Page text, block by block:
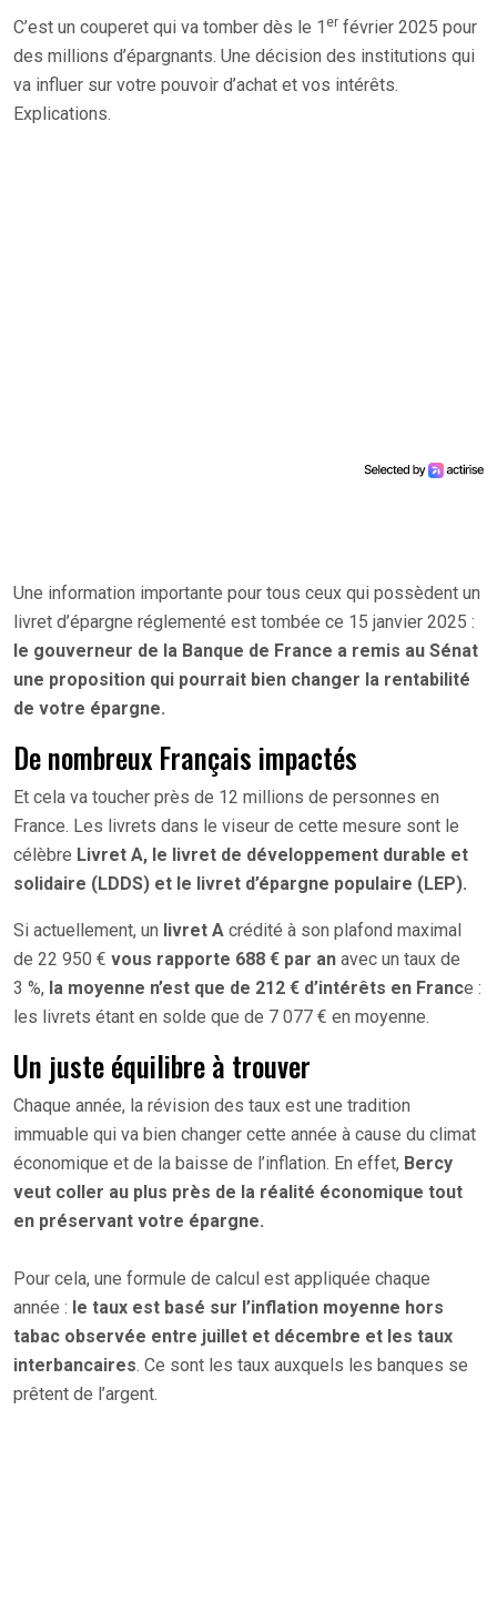
C’est un couperet qui va tomber dès le 1 er février 2025 pour
des millions d’épargnants. Une décision des institutions qui
va influer sur votre pouvoir d’achat et vos intérêts.
Explications.
Une information importante pour tous ceux qui possèdent un
livret d’épargne réglementé est tombée ce 15 janvier 2025 :
le gouverneur de la Banque de France a remis au Sénat
une proposition qui pourrait bien changer la rentabilité
de votre épargne.
De nombreux Français impactés
Et cela va toucher près de 12 millions de personnes en
France. Les livrets dans le viseur de cette mesure sont le
célèbre Livret A, le livret de développement durable et
solidaire (LDDS) et le livret d’épargne populaire (LEP).
Si actuellement, un livret A crédité à son plafond maximal
de 22 950 € vous rapporte 688 € par an avec un taux de
3 %, la moyenne n’est que de 212 € d’intérêts en France :
les livrets étant en solde que de 7 077 € en moyenne.
Un juste équilibre à trouver
Chaque année, la révision des taux est une tradition
immuable qui va bien changer cette année à cause du climat
économique et de la baisse de l’inflation. En effet, Bercy
veut coller au plus près de la réalité économique tout
en préservant votre épargne.
Pour cela, une formule de calcul est appliquée chaque
année : le taux est basé sur l’inflation moyenne hors
tabac observée entre juillet et décembre et les taux
interbancaires. Ce sont les taux auxquels les banques se
prêtent de l’argent.